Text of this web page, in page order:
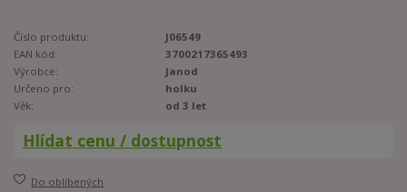
Číslo produktu:
J06549
EAN kód:
3700217365493
Výrobce:
Janod
Určeno pro:
holku
Věk:
od 3 let
Hlídat cenu / dostupnost
Do oblíbených